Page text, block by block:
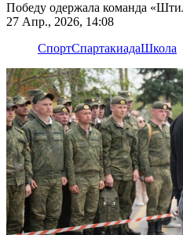
Победу одержала команда
27 Апр., 2026, 14:08
СпортСпартакиадаШкола